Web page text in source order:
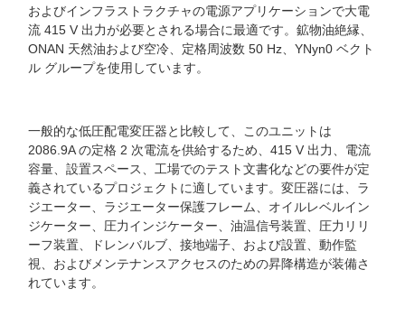
およびインフラストラクチャの電源アプリケーションで大電
流 415 V 出力が必要とされる場合に最適です。鉱物油絶縁、
ONAN 天然油および空冷、定格周波数 50 Hz、YNyn0 ベクト
ル グループを使用しています。
一般的な低圧配電変圧器と比較して、このユニットは
2086.9A の定格 2 次電流を供給するため、415 V 出力、電流
容量、設置スペース、工場でのテスト文書化などの要件が定
義されているプロジェクトに適しています。変圧器には、ラ
ジエーター、ラジエーター保護フレーム、オイルレベルイン
ジケーター、圧力インジケーター、油温信号装置、圧力リリ
ーフ装置、ドレンバルブ、接地端子、および設置、動作監
視、およびメンテナンスアクセスのための昇降構造が装備さ
れています。